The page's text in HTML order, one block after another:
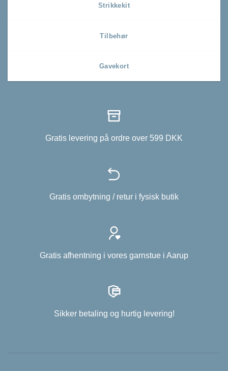
Strikkekit
Tilbehør
Gavekort
Gratis levering på ordre over 599 DKK
Gratis ombytning / retur i fysisk butik
Gratis afhentning i vores garnstue i Aarup
Sikker betaling og hurtig levering!